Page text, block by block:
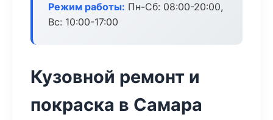
Режим работы: Пн-Сб: 08:00-20:00,
Вс: 10:00-17:00
Кузовной ремонт и
покраска в Самара